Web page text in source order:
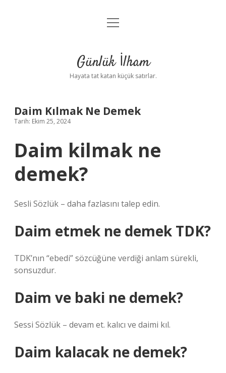
Anasayfa
Yasal Uyarı
menüyü
Günlük İlham
Hayata tat katan küçük satırlar.
Daim Kılmak Ne Demek
Tarih: Ekim 25, 2024
Daim kilmak ne
demek?
Sesli Sözlük – daha fazlasını talep edin.
Daim etmek ne demek TDK?
TDK’nın “ebedi” sözcüğüne verdiği anlam sürekli,
sonsuzdur.
Daim ve baki ne demek?
Sessi Sözlük – devam et. kalıcı ve daimi kıl.
Daim kalacak ne demek?